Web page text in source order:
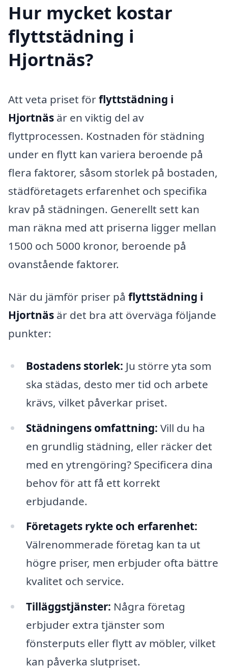
Hur mycket kostar
flyttstädning i
Hjortnäs?
Att veta priset förflyttstädning i
Hjortnäs är en viktig del av
flyttprocessen. Kostnaden för städning
under en flytt kan variera beroende på
flera faktorer, såsom storlek på bostaden,
städföretagets erfarenhet och specifika
krav på städningen. Generellt sett kan
man räkna med att priserna ligger mellan
1500 och 5000 kronor, beroende på
ovanstående faktorer.
När du jämför priser på flyttstädning i
Hjortnäs är det bra att överväga följande
punkter:
Bostadens storlek: Ju större yta som
ska städas, desto mer tid och arbete
krävs, vilket påverkar priset.
Städningens omfattning: Vill du ha
en grundlig städning, eller räcker det
med en ytrengöring? Specificera dina
behov för att få ett korrekt
erbjudande.
Företagets rykte och erfarenhet:
Välrenommerade företag kan ta ut
högre priser, men erbjuder ofta bättre
kvalitet och service.
Tilläggstjänster: Några företag
erbjuder extra tjänster som
fönsterputs eller flytt av möbler, vilket
kan påverka slutpriset.